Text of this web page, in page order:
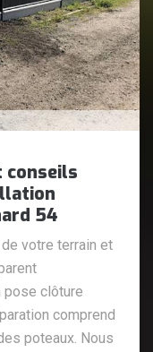
conseils
54
votre terrain et
pose clôture
comprend
poteaux. Nous